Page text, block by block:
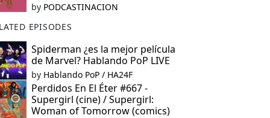
by PODCASTINACION
EPISODES
Spiderman ¿es la mejor película
de Marvel? Hablando PoP LIVE
by Hablando PoP / HA24F
Perdidos En El Éter #667 -
Supergirl (cine) / Supergirl:
Woman of Tomorrow (comics)